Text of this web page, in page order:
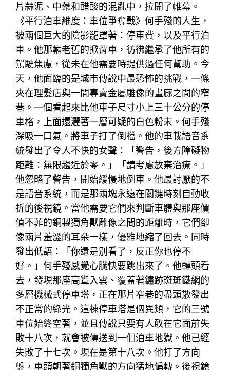
片蒜泥、中藥和醋酸的混亂中，拉開了帷幕。
《平行泊車維度：車位爭奪戰》何手殘的人生，
被兩個巨大的陰影籠罩著：停車費，以及平行泊
車。他那輛老舊的掀背車，彷彿繼承了他所有的
駕駛焦慮，從未在他需要時提供過任何幫助。今
天，他面臨的是城市傳說中最恐怖的挑戰，一條
夾在理髮店與一間專賣金屬雕像的畫廊之間的窄
巷。一個看起來比他車子尺寸小上三十公分的停
車格，上面還灑著一層可疑的白色粉末。何手殘
深吸一口氣。將車子打了倒檔。他的車載語音系
統發出了令人不快的女聲：「警告，後方障礙物
距離：無限趨近於零。」「請考慮放棄治療。」
他忽略了警告，開始緩慢地倒車。他最討厭的不
是語音系統，而是那兩塊永遠在關鍵時刻自動收
折的後視鏡。當他需要它們來判斷車體與那座價
值不菲的銅製獨角獸雕像之間的距離時，它們卻
像兩片羞澀的耳朵一樣，優雅地縮了回去。同時
發出低語：「你還是別看了，反正你也停不
好。」何手殘感覺心臟快要跳出來了。他轉頭看
去，發現那座高聳入雲、覆蓋著鏽跡斑斑鐵網的
多層機械式停車塔，正在那片窄巷的盡頭散發出
不正常的綠光。這棟停車塔是個異類，它的三號
車位始終空著，並且傳說只要有人敢在它面前失
敗十八次，就會被傳送到一個泊車地獄。他已經
失敗了十七次。現在是第十八次。他打了方向
盤，車頭朝著銅獨角獸的方向猛地偏轉。後視鏡